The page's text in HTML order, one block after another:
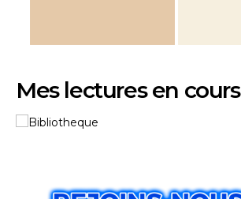
Mes lectures en cours